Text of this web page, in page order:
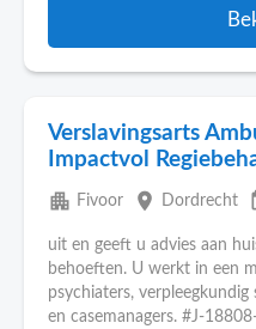
Verslavingsarts
Impactvol
apartment Fivoor place Dordrecht
uit en geeft u advies aan
behoeften. U werkt in een
psychiaters, verpleegkundig
en casemanagers. #J-